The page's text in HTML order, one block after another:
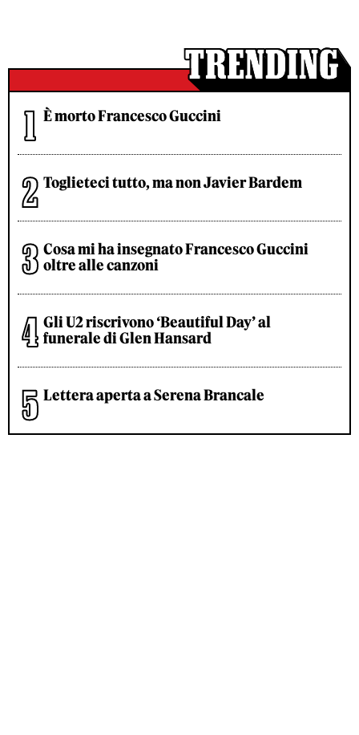
È morto Francesco Guccini
Toglieteci tutto, ma non Javier Bardem
Cosa mi ha insegnato Francesco Guccini
oltre alle canzoni
Gli U2 riscrivono ‘Beautiful Day’ al
funerale di Glen Hansard
Lettera aperta a Serena Brancale